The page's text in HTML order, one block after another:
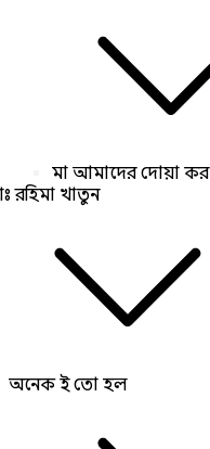
মা আমাদের দোয়া কর
রহিমা খাতুন
অনেক ই তো হল